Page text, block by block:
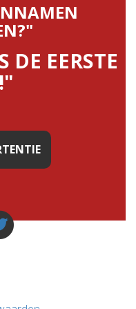
DE EERSTE